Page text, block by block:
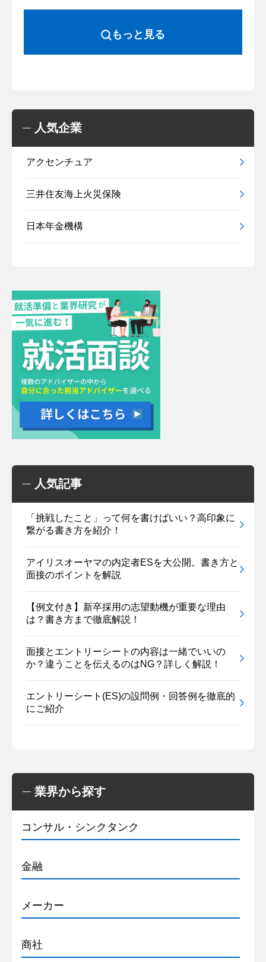
もっと見る
人気企業
アクセンチュア
三井住友海上火災保険
日本年金機構
人気記事
「挑戦したこと」って何を書けばいい？高印象に
繋がる書き方を紹介！
アイリスオーヤマの内定者ESを大公開。書き方と
面接のポイントを解説
【例文付き】新卒採用の志望動機が重要な理由
は？書き方まで徹底解説！
面接とエントリーシートの内容は一緒でいいの
か？違うことを伝えるのはNG？詳しく解説！
エントリーシート(ES)の設問例・回答例を徹底的
にご紹介
業界から探す
コンサル・シンクタンク
金融
メーカー
商社